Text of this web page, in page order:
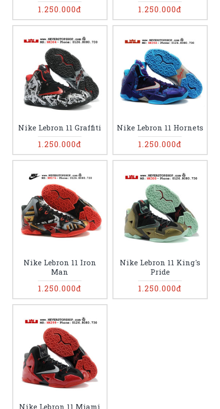
1.250.000đ 1.250.000đ
Nike Lebron 11 Graffiti
1.250.000đ
Nike Lebron 11 Hornets
1.250.000đ
Nike Lebron 11 Iron
Man
1.250.000đ
Nike Lebron 11 King's
Pride
1.250.000đ
Nike Lebron 11 Miami